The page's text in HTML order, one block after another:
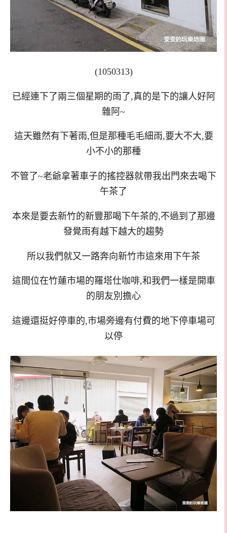
(1050313)
已經連下了兩三個星期的雨了,真的是下的讓人好阿
雜阿~
這天雖然有下著雨,但是那種毛毛細雨,要大不大,要
小不小的那種
不管了~老爺拿著車子的搖控器就帶我出門來去喝下
午茶了
本來是要去新竹的新豐那喝下午茶的,不過到了那邊
發覺雨有越下越大的趨勢
所以我們就又一路奔向新竹市這來用下午茶
這間位在竹蓮市場的羅塔仕咖啡,和我們一樣是開車
的朋友別擔心
這邊還挺好停車的,市場旁邊有付費的地下停車場可
以停